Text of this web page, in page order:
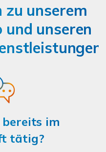
zu unserem
unseren
im
tätig?